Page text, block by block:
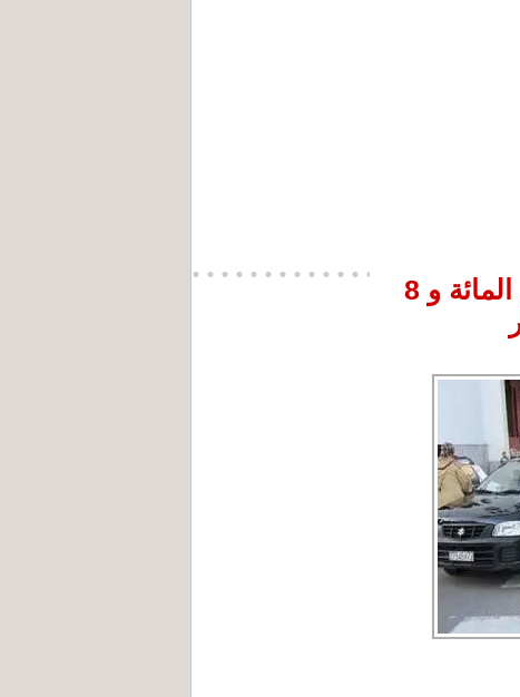
نسبة العنوسة بالمغرب تصل 60 في المائة و 8